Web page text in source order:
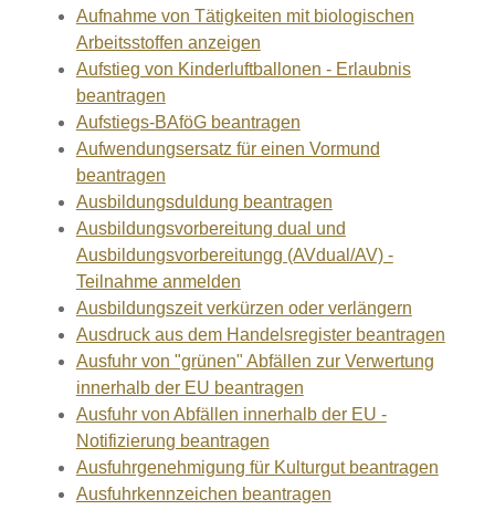
Aufnahme von Tätigkeiten mit biologischen
Arbeitsstoffen anzeigen
Aufstieg von Kinderluftballonen - Erlaubnis
beantragen
Aufstiegs-BAföG beantragen
Aufwendungsersatz für einen Vormund
beantragen
Ausbildungsduldung beantragen
Ausbildungsvorbereitung dual und
Ausbildungsvorbereitungg (AVdual/AV) -
Teilnahme anmelden
Ausbildungszeit verkürzen oder verlängern
Ausdruck aus dem Handelsregister beantragen
Ausfuhr von "grünen" Abfällen zur Verwertung
innerhalb der EU beantragen
Ausfuhr von Abfällen innerhalb der EU -
Notifizierung beantragen
Ausfuhrgenehmigung für Kulturgut beantragen
Ausfuhrkennzeichen beantragen